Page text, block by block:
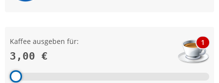
Kaffee ausgeben für:
3,00 €
1